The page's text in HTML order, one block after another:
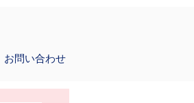
お問い合わせ